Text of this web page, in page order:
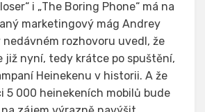
i „The Boring Phone“ má na
marketingový mág Andrey
nedávném rozhovoru uvedl, že
nyní, tedy krátce po spuštění,
Heinekenu v historii. A že
5 000 heinekeních mobilů bude